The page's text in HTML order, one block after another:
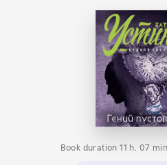
Book duration 11 h. 07